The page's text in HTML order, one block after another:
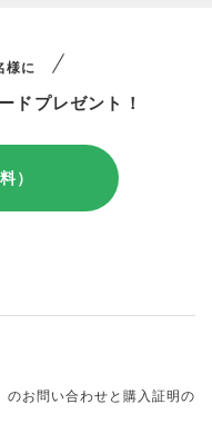
様に
ドプレゼント！
）
お問い合わせと購入証明の